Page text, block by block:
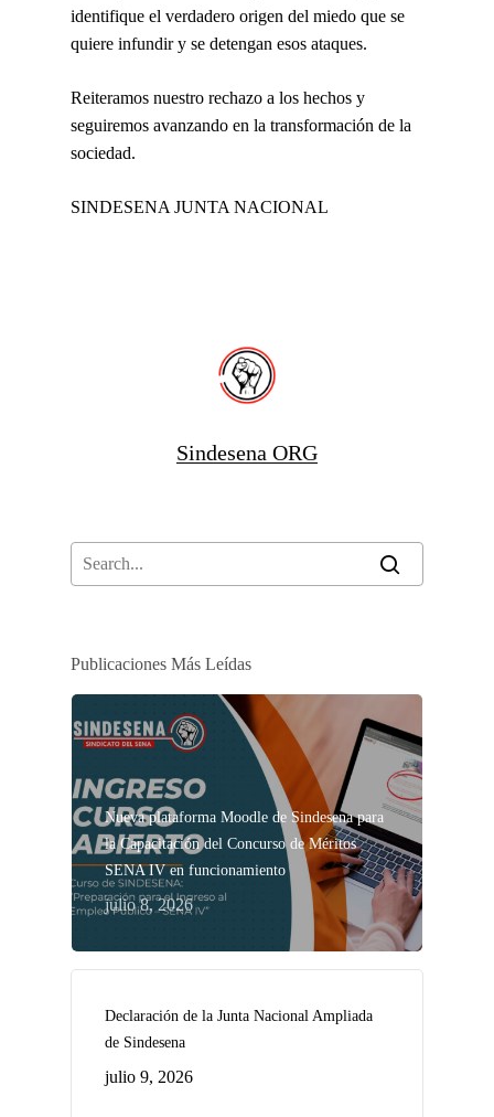
identifique el verdadero origen del miedo que se
quiere infundir y se detengan esos ataques.
Reiteramos nuestro rechazo a los hechos y
seguiremos avanzando en la transformación de la
sociedad.
SINDESENA JUNTA NACIONAL
Sindesena ORG
Publicaciones Más Leídas
Nueva plataforma Moodle de Sindesena para
la Capacitación del Concurso de Méritos
SENA IV en funcionamiento
julio 8, 2026
Declaración de la Junta Nacional Ampliada
de Sindesena
julio 9, 2026